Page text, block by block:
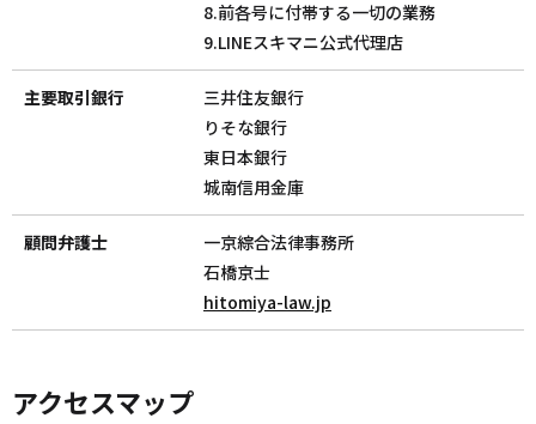
8.前各号に付帯する一切の業務
9.LINEスキマニ公式代理店
主要取引銀行
三井住友銀行
りそな銀行
東日本銀行
城南信用金庫
顧問弁護士
一京綜合法律事務所
石橋京士
hitomiya-law.jp
アクセスマップ